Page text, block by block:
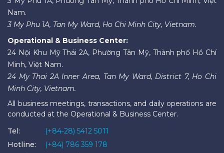
Nam.
3 My Phu 1A, Tan My Ward, Ho Chi Minh City, Vietnam.
Operational & Business Center:
24 Nội Khu Mỹ Thái 2A, Phường Tân Mỹ, Thành phố Hồ Chí
Minh, Việt Nam.
24 My Thai 2A Inner Area, Tan My Ward, District 7, Ho Chi
Minh City, Vietnam.
All business meetings, transactions, and daily operations are
conducted at the Operational & Business Center.
Tel:
(+84-28) 5412 5011
Hotline:
(+84) 786 359 178